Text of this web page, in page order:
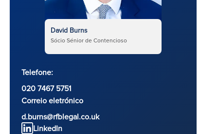
David Burns
Sócio Sénior de Contencioso
Telefone:
020 7467 5751
Correio eletrónico
d.burns@rfblegal.co.uk
LinkedIn